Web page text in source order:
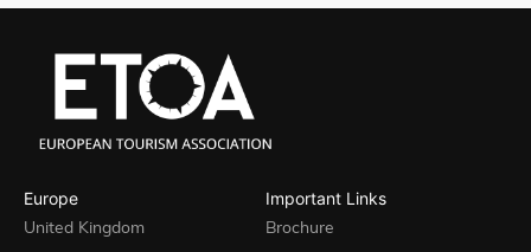
Europe
United Kingdom
Important Links
Brochure